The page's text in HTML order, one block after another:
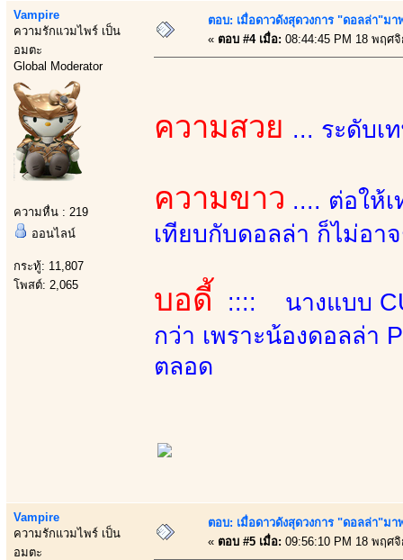
Vampire
ความรักแวมไพร์ เป็น
อมตะ
Global Moderator
ความหื่น : 219
ออนไลน์
กระทู้: 11,807
โพสต์: 2,065
ตอบ: เมื่อดาวดังสุดวงการ "ดอลล่า"มา
« ตอบ #4 เมื่อ: 08:44:45 PM 18 พฤศ
ความสวย ... ระดับเ
ความขาว .... ต่อให้
เทียบกับดอลล่า ก็ไม่อา
บอดี้ :::: นางแบบ
กว่า เพราะน้องดอลล่า
ตลอด
Vampire
ความรักแวมไพร์ เป็น
อมตะ
ตอบ: เมื่อดาวดังสุดวงการ "ดอลล่า"มา
« ตอบ #5 เมื่อ: 09:56:10 PM 18 พฤศ